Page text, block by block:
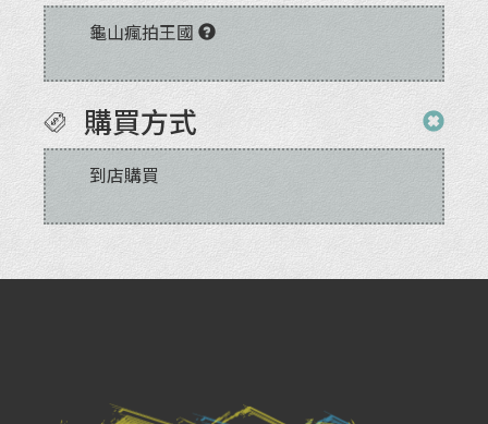
龜山瘋拍王國
購買方式
到店購買